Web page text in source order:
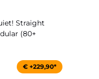
Straight
(80+
€ +229,90*